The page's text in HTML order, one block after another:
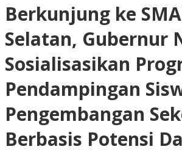
Mollo
Selatan,
Gubernur
NTT
Sosialisasikan
Program
Pendampingan
Siswa
Pengembangan
Sekolah
Berbasis
Berkunjung ke
Selatan, Gubernur
Sosialisasikan
Pendampingan
Pengembangan
Berbasis Potensi